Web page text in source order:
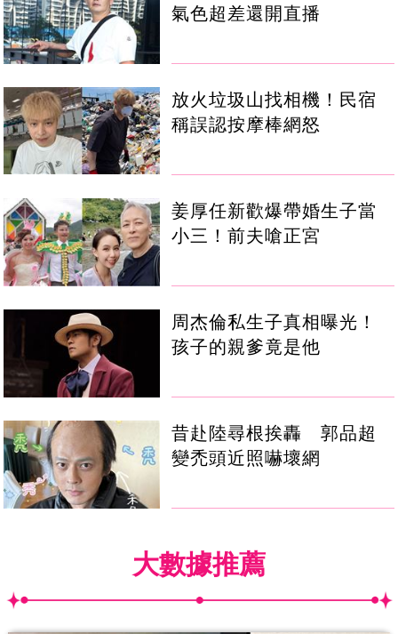
氣色超差還開直播
放火垃圾山找相機！民宿
稱誤認按摩棒網怒
姜厚任新歡爆帶婚生子當
小三！前夫嗆正宮
周杰倫私生子真相曝光！
孩子的親爹竟是他
昔赴陸尋根挨轟 郭品超
變禿頭近照嚇壞網
大數據推薦